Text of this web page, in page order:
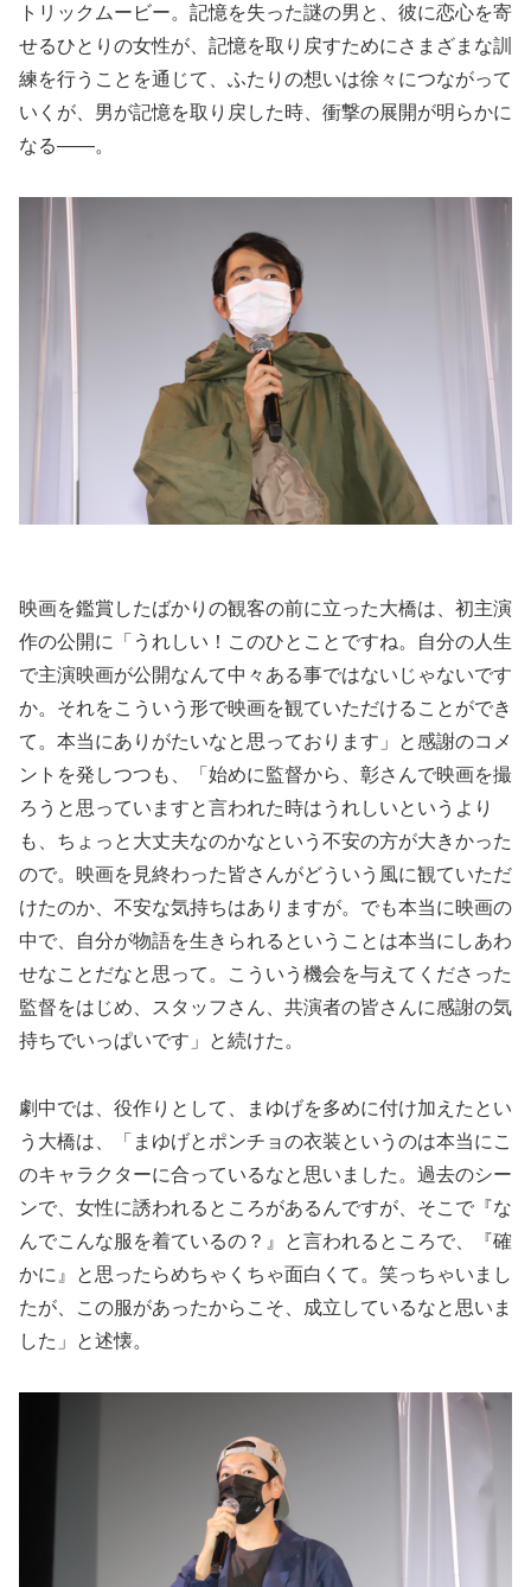
トリックムービー。記憶を失った謎の男と、彼に恋心を寄
せるひとりの女性が、記憶を取り戻すためにさまざまな訓
練を行うことを通じて、ふたりの想いは徐々につながって
いくが、男が記憶を取り戻した時、衝撃の展開が明らかに
なる――。
映画を鑑賞したばかりの観客の前に立った大橋は、初主演
作の公開に「うれしい！このひとことですね。自分の人生
で主演映画が公開なんて中々ある事ではないじゃないです
か。それをこういう形で映画を観ていただけることができ
て。本当にありがたいなと思っております」と感謝のコメ
ントを発しつつも、「始めに監督から、彰さんで映画を撮
ろうと思っていますと言われた時はうれしいというより
も、ちょっと大丈夫なのかなという不安の方が大きかった
ので。映画を見終わった皆さんがどういう風に観ていただ
けたのか、不安な気持ちはありますが。でも本当に映画の
中で、自分が物語を生きられるということは本当にしあわ
せなことだなと思って。こういう機会を与えてくださった
監督をはじめ、スタッフさん、共演者の皆さんに感謝の気
持ちでいっぱいです」と続けた。
劇中では、役作りとして、まゆげを多めに付け加えたとい
う大橋は、「まゆげとポンチョの衣装というのは本当にこ
のキャラクターに合っているなと思いました。過去のシー
ンで、女性に誘われるところがあるんですが、そこで『な
んでこんな服を着ているの？』と言われるところで、『確
かに』と思ったらめちゃくちゃ面白くて。笑っちゃいまし
たが、この服があったからこそ、成立しているなと思いま
した」と述懐。